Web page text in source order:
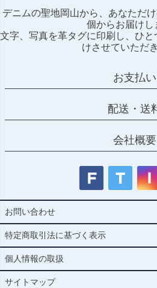
デニムの聖地岡山から、あなただ
個からお届けし
文字、写真を革タグに印刷し、ひ
けさせていただ
お支払い
配送・送
会社概要
お問い合わせ
特定商取引法に基づく表示
個人情報の取扱
サイトマップ